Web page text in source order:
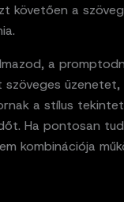
követően a
a
üzenetet,
a stílus
Ha pontosan
kombinációja